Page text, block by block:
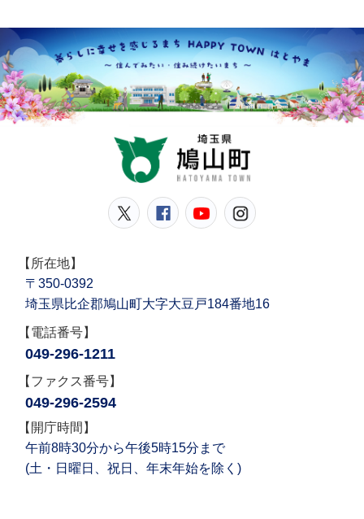
鳩山町公式Twitter
鳩山町公式Facebook
鳩山町公式
【所在地】
〒350-0392
埼玉県比企郡鳩山町大字大豆戸184番地16
【電話番号】
049-296-1211
【ファクス番号】
049-296-2594
【開庁時間】
午前8時30分から午後5時15分まで
(土・日曜日、祝日、年末年始を除く)